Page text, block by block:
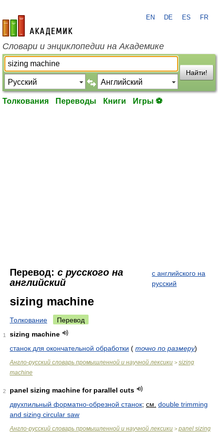
academic.ru
EN DE ES FR
Словари и энциклопедии на Академике
Найти!
Толкования Переводы Книги Игры ⚽
Перевод: с русского на
английский
с английского на
русский
sizing machine
Толкование Перевод
1
sizing machine
станок для окончательной обработки ( точно по размеру)
Англо-русский словарь промышленной и научной лексики > sizing
machine
2
panel sizing machine for parallel cuts
двухпильный форматно-обрезной станок; см. double trimming
and sizing circular saw
Англо-русский словарь промышленной и научной лексики > panel sizing